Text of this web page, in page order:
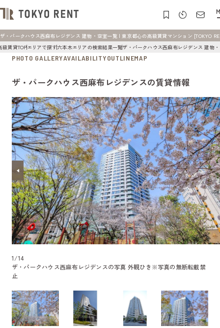
ザ・パークハウス西麻布レジデンス 建物・空室一覧 | 東京都心の高級賃貸マンション [TOKYO
級賃貸TOPエリアで探す六本木エリアの検索結果一覧ザ・パークハウス西麻布レジデンス 建物
PHOTO GALLERYAVAILABILITYOUTLINEMAP
ザ・パークハウス西麻布レジデンスの賃貸情報
1/14
ザ・パークハウス西麻布レジデンスの写真 外観ひき※写真の無断転載禁
止